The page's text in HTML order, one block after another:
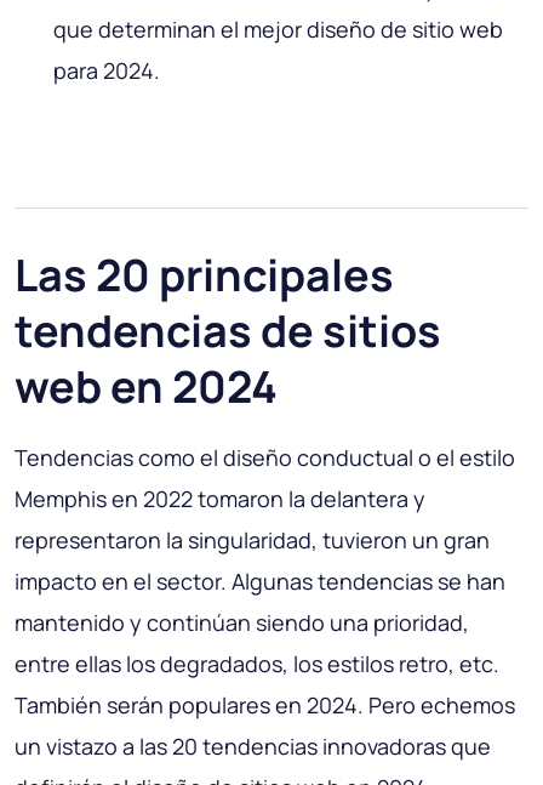
que determinan el mejor diseño de sitio web
para 2024.
Las 20 principales
tendencias de sitios
web en 2024
Tendencias como el diseño conductual o el estilo
Memphis en 2022 tomaron la delantera y
representaron la singularidad, tuvieron un gran
impacto en el sector. Algunas tendencias se han
mantenido y continúan siendo una prioridad,
entre ellas los degradados, los estilos retro, etc.
También serán populares en 2024. Pero echemos
un vistazo a las 20 tendencias innovadoras que